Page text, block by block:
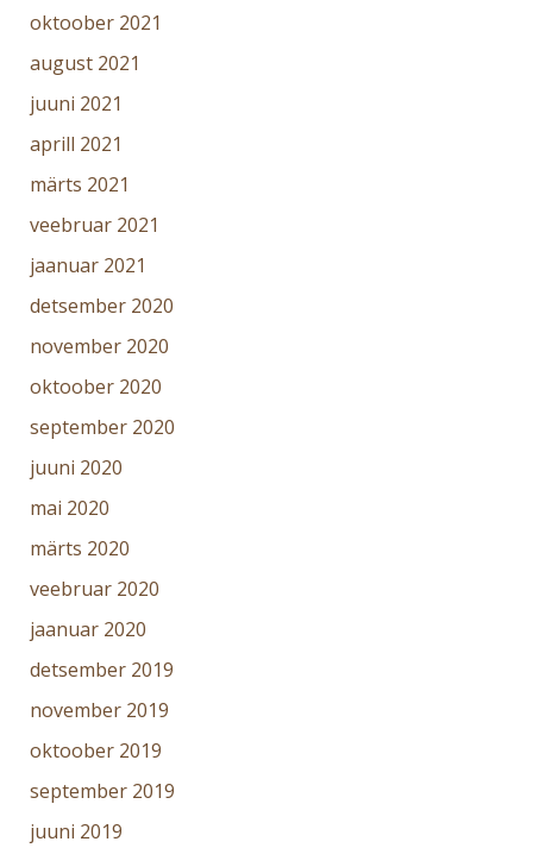
oktoober 2021
august 2021
juuni 2021
aprill 2021
märts 2021
veebruar 2021
jaanuar 2021
detsember 2020
november 2020
oktoober 2020
september 2020
juuni 2020
mai 2020
märts 2020
veebruar 2020
jaanuar 2020
detsember 2019
november 2019
oktoober 2019
september 2019
juuni 2019